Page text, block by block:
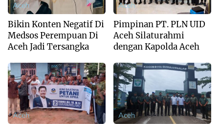
Aceh
Bikin Konten Negatif Di
Medsos Perempuan Di
Aceh Jadi Tersangka
Aceh
Pimpinan PT. PLN UID
Aceh Silaturahmi
dengan Kapolda Aceh
Aceh Aceh